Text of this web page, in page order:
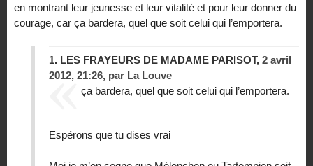
en montrant leur jeunesse et leur vitalité et pour leur donner du
courage, car ça bardera, quel que soit celui qui l’emportera.
1. LES FRAYEURS DE MADAME PARISOT, 2 avril
2012, 21:26, par La Louve
ça bardera, quel que soit celui qui l’emportera.
Espérons que tu dises vrai